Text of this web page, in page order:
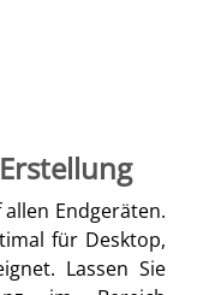
Endgeräten.
für Desktop,
Lassen Sie